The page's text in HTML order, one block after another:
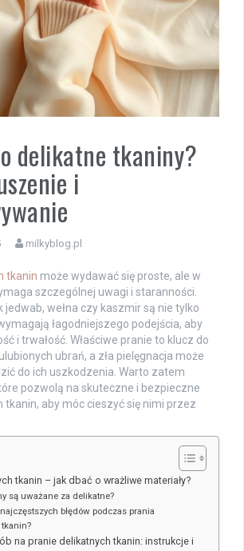
delikatne tkaniny?
i
milkyblog.pl
tkanin może wydawać się proste, ale w
szczególnej uwagi i staranności.
jedwab, wełna czy kaszmir są nie tylko
łagodniejszego podejścia, aby
i trwałość. Właściwe pranie to klucz do
ubrań, a zła pielęgnacja może
do ich uszkodzenia. Warto zatem
pozwolą na skuteczne i bezpieczne
tkanin, aby móc cieszyć się nimi przez
tkanin – jak dbać o wrażliwe materiały?
są uważane za delikatne?
błędów podczas prania
na pranie delikatnych tkanin: instrukcje i